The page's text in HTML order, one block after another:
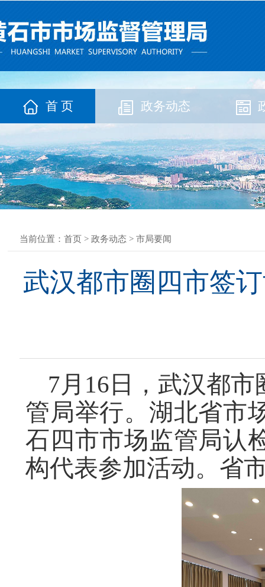
首 页 政务动态
当前位置： 首页 > 政务动态 > 市局要闻
武汉都市圈四市签
7月16日，武汉都
管局举行。湖北省市
石四市市场监管局认
构代表参加活动。省